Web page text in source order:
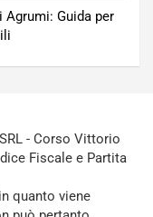
Guida per
- Corso Vittorio
Fiscale e Partita
quanto viene